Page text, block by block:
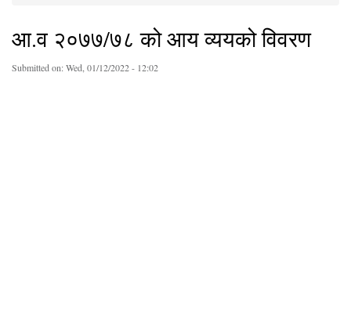
आ.व २०७७/७८ को आय व्ययको विवरण
Submitted on:Wed, 01/12/2022 - 12:02